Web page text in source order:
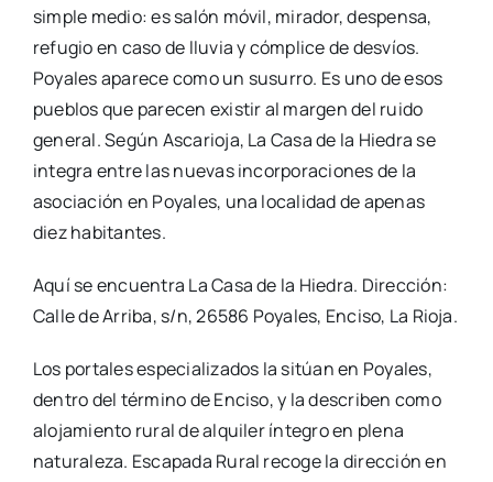
simple medio: es salón móvil, mirador, despensa,
refugio en caso de lluvia y cómplice de desvíos.
Poyales aparece como un susurro. Es uno de esos
pueblos que parecen existir al margen del ruido
general. Según Ascarioja, La Casa de la Hiedra se
integra entre las nuevas incorporaciones de la
asociación en Poyales, una localidad de apenas
diez habitantes.
Aquí se encuentra La Casa de la Hiedra. Dirección:
Calle de Arriba, s/n, 26586 Poyales, Enciso, La Rioja.
Los portales especializados la sitúan en Poyales,
dentro del término de Enciso, y la describen como
alojamiento rural de alquiler íntegro en plena
naturaleza. Escapada Rural recoge la dirección en